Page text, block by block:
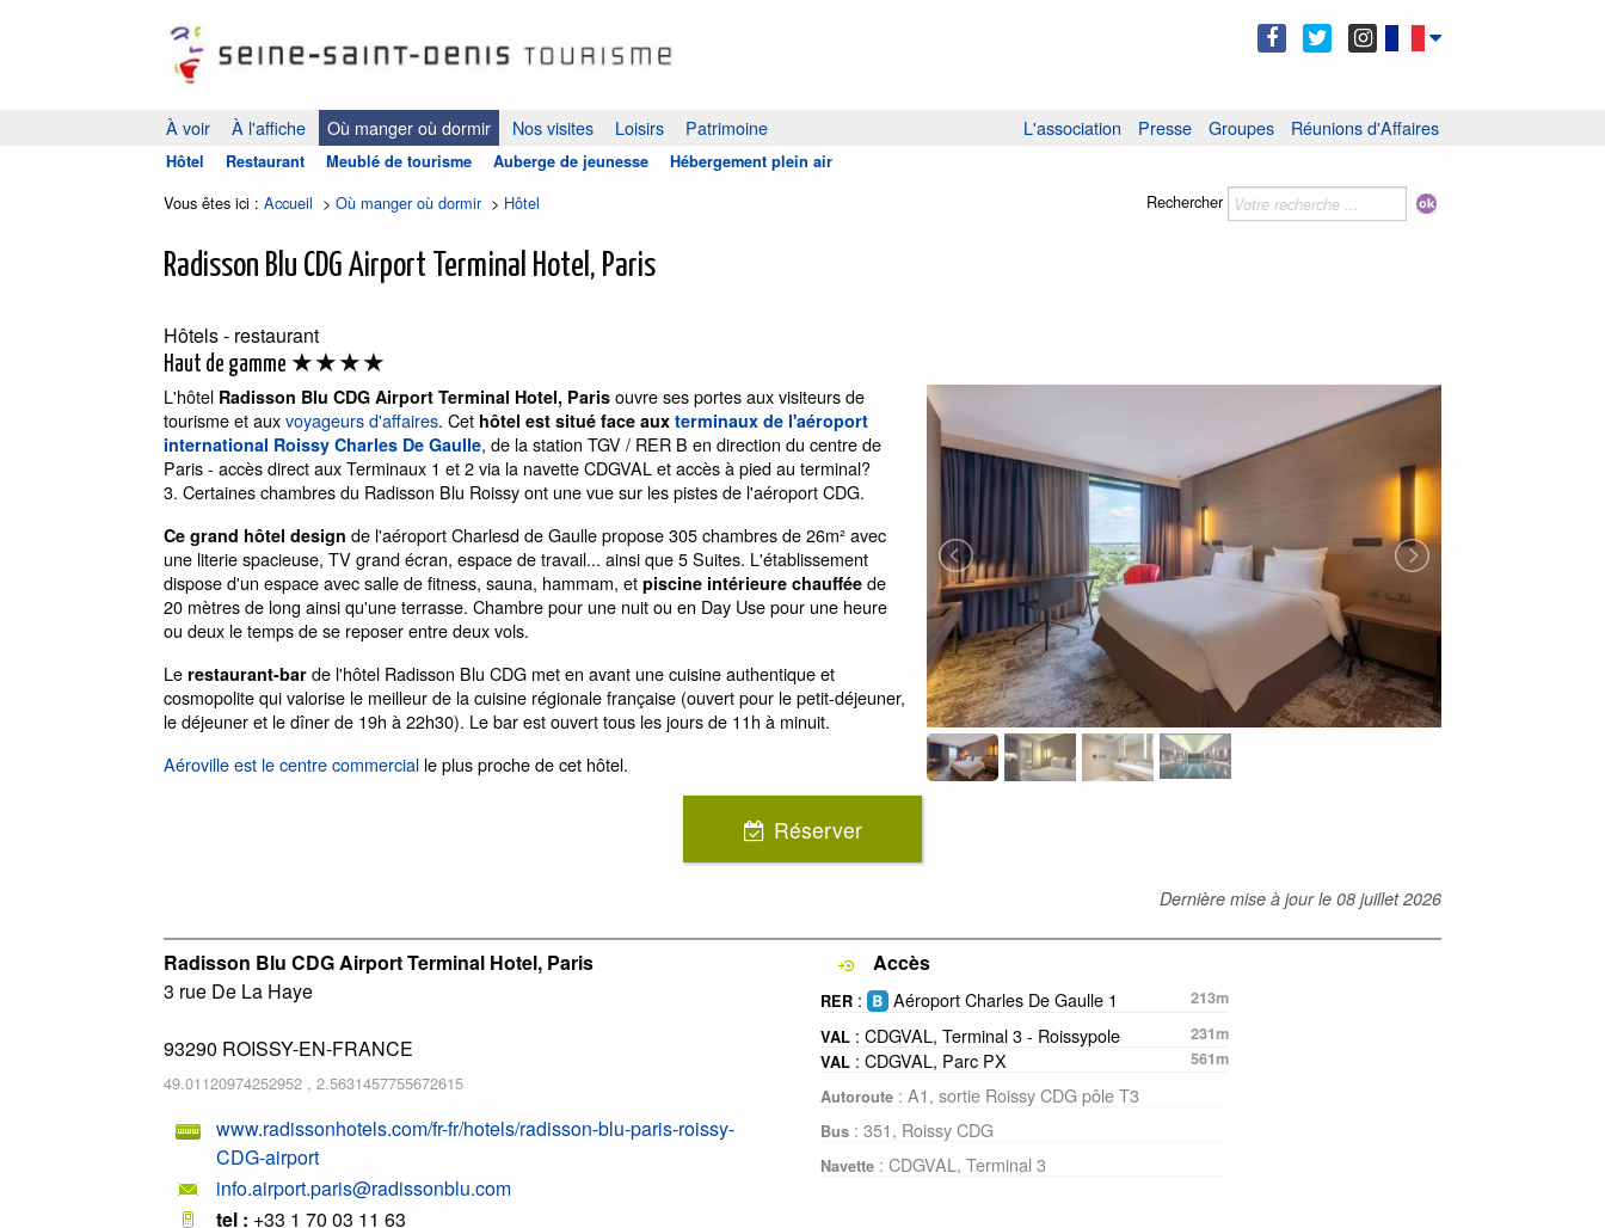
À voir À l'affiche Où manger où dormir Nos visites Loisirs Patrimoine Réunions d'Affaires
Groupes
Presse
L'association
Hôtel Restaurant Meublé de tourisme Auberge de jeunesse Hébergement plein air
Vous êtes ici : Accueil > Où manger où dormir> Hôtel Rechercher
Radisson Blu CDG Airport Terminal Hotel, Paris
Hôtels - restaurant
Haut de gamme ★★★★
L'hôtel Radisson Blu CDG Airport Terminal Hotel, Paris ouvre ses portes aux visiteurs de
tourisme et auxvoyageurs d'affaires. Cet hôtel est situé face aux terminaux de l'aéroport
international Roissy Charles De Gaulle, de la station TGV / RER B en direction du centre de
Paris - accès direct aux Terminaux 1 et 2 via la navette CDGVAL et accès à pied au terminal?
3. Certaines chambres du Radisson Blu Roissy ont une vue sur les pistes de l'aéroport CDG.
Ce grand hôtel design de l'aéroport Charlesd de Gaulle propose 305 chambres de 26m² avec
une literie spacieuse, TV grand écran, espace de travail... ainsi que 5 Suites. L'établissement
dispose d'un espace avec salle de fitness, sauna, hammam, et piscine intérieure chauffée de
20 mètres de long ainsi qu'une terrasse. Chambre pour une nuit ou en Day Use pour une heure
ou deux le temps de se reposer entre deux vols.
Le restaurant-bar de l'hôtel Radisson Blu CDG met en avant une cuisine authentique et
cosmopolite qui valorise le meilleur de la cuisine régionale française (ouvert pour le petit-déjeuner,
le déjeuner et le dîner de 19h à 22h30). Le bar est ouvert tous les jours de 11h à minuit.
Aéroville est le centre commercial le plus proche de cet hôtel.
Réserver
Dernière mise à jour le 08 juillet 2026
Radisson Blu CDG Airport Terminal Hotel, Paris
3 rue De La Haye
93290 ROISSY-EN-FRANCE
49.01120974252952 , 2.5631457755672615
www.radissonhotels.com/fr-fr/hotels/radisson-blu-paris-roissy-
CDG-airport
info.airport.paris@radissonblu.com
tel : +33 1 70 03 11 63
Accès
RER : Aéroport Charles De Gaulle 1
213m
VAL : CDGVAL, Terminal 3 - Roissypole
231m
VAL : CDGVAL, Parc PX
561m
Autoroute : A1, sortie Roissy CDG pôle T3
Bus : 351, Roissy CDG
Navette : CDGVAL, Terminal 3